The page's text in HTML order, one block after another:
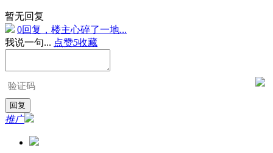
暂无回复
0回复，楼主心碎了一地...
我说一句... 点赞5收藏
推广